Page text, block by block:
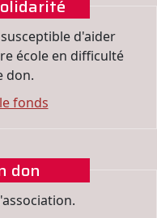
d'aider
école en difficulté
don.
fonds
don